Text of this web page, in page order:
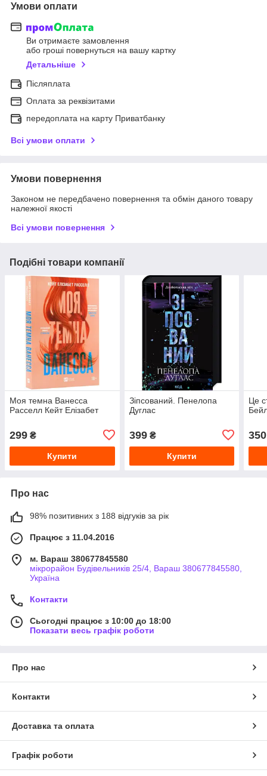
Умови оплати
Ви отримаєте замовлення
або гроші повернуться на вашу картку
Детальніше
Післяплата
Оплата за реквізитами
передоплата на карту Приватбанку
Всі умови оплати
Умови повернення
Законом не передбачено повернення та обмін даного товару
належної якості
Всі умови повернення
Подібні товари компанії
Моя темна Ванесса
Расселл Кейт Елізабет
299 ₴
Купити
Зіпсований. Пенелопа
Дуглас
399₴
Купити
Це
350
Про нас
98% позитивних з 188 відгуків за рік
Працює з 11.04.2016
м. Вараш 380677845580
мікрорайон Будівельників 25/4, Вараш 380677845580,
Україна
Контакти
Сьогодні працює з 10:00 до 18:00
Показати весь графік роботи
Про нас
Контакти
Доставка та оплата
Графік роботи